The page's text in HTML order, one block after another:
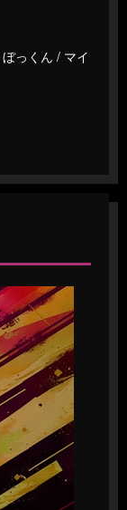
っくん / マイ